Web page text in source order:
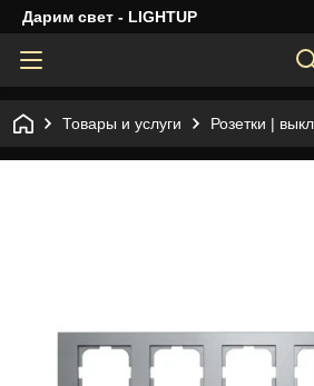
Дарим свет - LIGHTUP
Товары и услуги Розетки |